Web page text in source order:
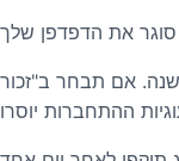
אם תבחר ב"זכור